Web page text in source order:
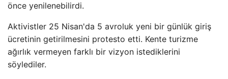
önce yenilenebilirdi.
Aktivistler 25 Nisan'da 5 avroluk yeni bir günlük giriş
ücretinin getirilmesini protesto etti. Kente turizme
ağırlık vermeyen farklı bir vizyon istediklerini
söylediler.